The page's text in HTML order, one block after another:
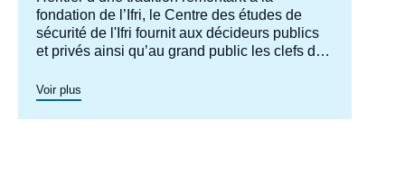
centre
fondation de l’Ifri, le Centre des études de
sécurité de l'Ifri fournit aux décideurs publics
et privés ainsi qu’au grand public les clefs de
modes de conflictualité contemporains et à
venir. Par son positionnement à la jointure du
politique et de l’opérationnel, la crédibilité de
Voir plus